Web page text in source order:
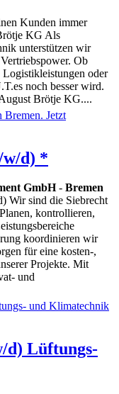
Kunden immer
KG Als
unterstützen wir
Ob
Logistikleistungen oder
noch besser wird.
Brötje KG....
d) *
GmbH- Bremen
Wir sind die Siebrecht
kontrollieren,
koordinieren wir
für eine kosten-,
Projekte. Mit
und
d) Lüftungs-